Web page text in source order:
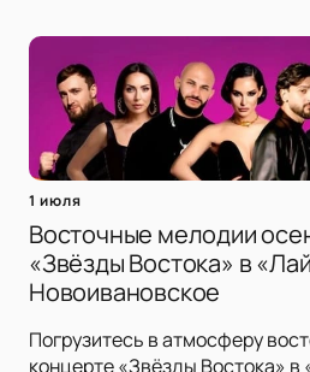
1 июля
Восточные мелодии
«Звёзды Востока» в
Новоивановское
Погрузитесь в атмосферу
концерте «Звёзды Востока» в